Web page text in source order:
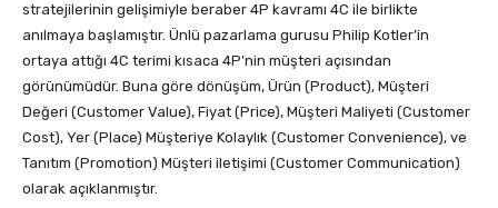
stratejilerinin gelişimiyle beraber 4P kavramı 4C ile birlikte
anılmaya başlamıştır. Ünlü pazarlama gurusu Philip Kotler’in
ortaya attığı 4C terimi kısaca 4P’nin müşteri açısından
görünümüdür. Buna göre dönüşüm, Ürün (Product), Müşteri
Değeri (Customer Value), Fiyat (Price), Müşteri Maliyeti (Customer
Cost), Yer (Place) Müşteriye Kolaylık (Customer Convenience), ve
Tanıtım (Promotion) Müşteri iletişimi (Customer Communication)
olarak açıklanmıştır.